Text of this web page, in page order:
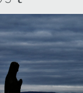
Facebook
Google